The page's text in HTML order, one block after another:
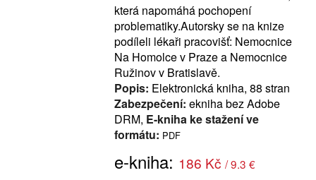
která napomáhá pochopení
problematiky.Autorsky se na knize
podíleli lékaři pracovišť: Nemocnice
Na Homolce v Praze a Nemocnice
Ružinov v Bratislavě.
Popis: Elektronická kniha, 88 stran
Zabezpečení: ekniha bez Adobe
DRM, E-kniha ke stažení ve
formátu: PDF
e-kniha: 186 Kč / 9.3 €